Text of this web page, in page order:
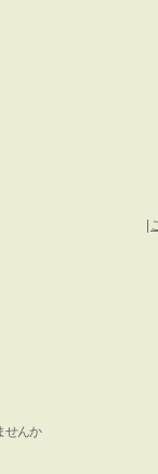
せんか